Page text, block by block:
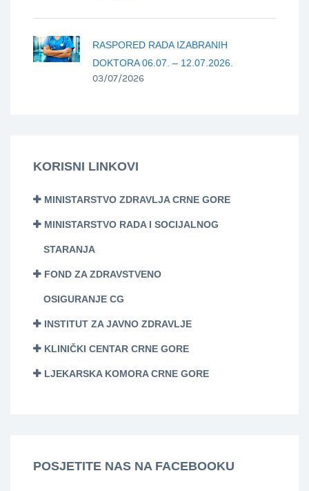
RASPORED RADA IZABRANIH
DOKTORA 06.07. – 12.07.2026.
03/07/2026
KORISNI LINKOVI
MINISTARSTVO ZDRAVLJA CRNE GORE
MINISTARSTVO RADA I SOCIJALNOG
STARANJA
FOND ZA ZDRAVSTVENO
OSIGURANJE CG
INSTITUT ZA JAVNO ZDRAVLJE
KLINIČKI CENTAR CRNE GORE
LJEKARSKA KOMORA CRNE GORE
POSJETITE NAS NA FACEBOOKU